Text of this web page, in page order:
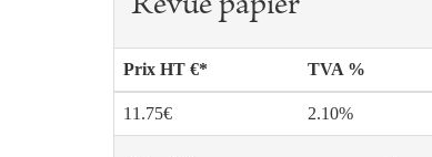
Revue papier
Prix HT €* TVA %
11.75€ 2.10%